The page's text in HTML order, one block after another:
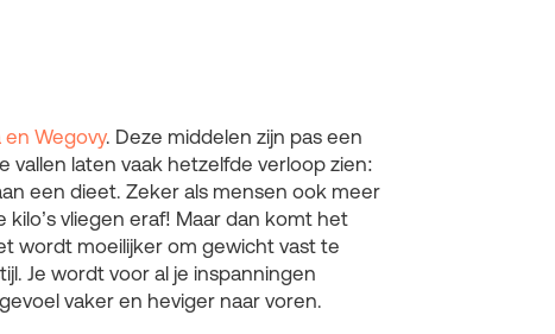
Wegovy. Deze middelen zijn pas een
vallen laten vaak hetzelfde verloop zien:
een dieet. Zeker als mensen ook meer
vliegen eraf! Maar dan komt het
wordt moeilijker om gewicht vast te
Je wordt voor al je inspanningen
vaker en heviger naar voren.